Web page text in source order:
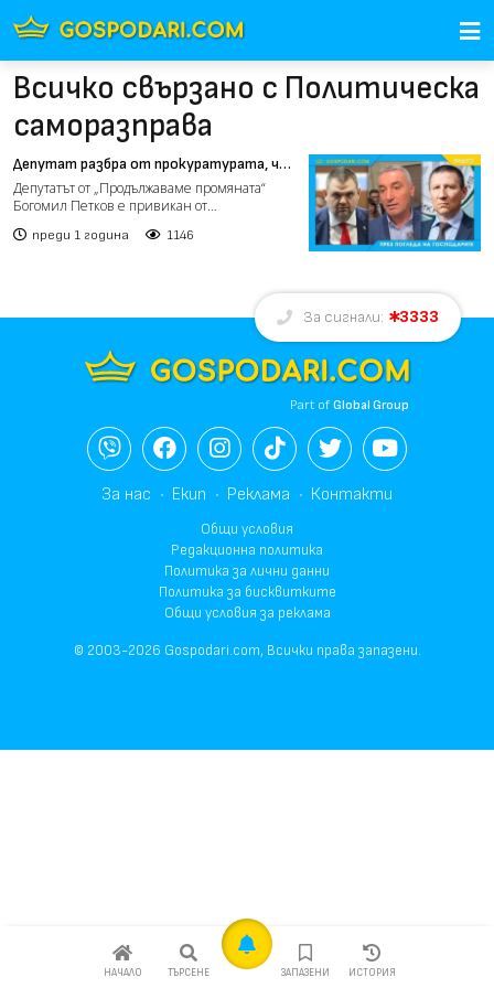
Всичко свързано с Политическа
саморазправа
Депутат разбра от прокуратурата, че
е кмет (видео)
Депутатът от „Продължаваме промяната“
Богомил Петков е привикан от
преди 1 година 1146
НАЧАЛО ТЪРСЕНЕ ЗАПАЗЕНИ ИСТОРИЯ
За сигнали: 3333
Part ofGlobal Group
За нас Екип Реклама Контакти
Общи условия
Редакционна политика
Политика за лични данни
Политика за бисквитките
Общи условия за реклама
© 2003-2026 Gospodari.com, Всички права запазени.